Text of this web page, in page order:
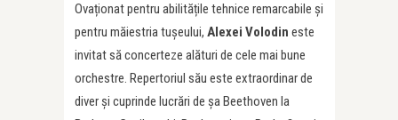
Ovaționat pentru abilitățile tehnice remarcabile și
pentru măiestria tușeului, Alexei Volodin este
invitat să concerteze alături de cele mai bune
orchestre. Repertoriul său este extraordinar de
diver și cuprinde lucrări de șa Beethoven la